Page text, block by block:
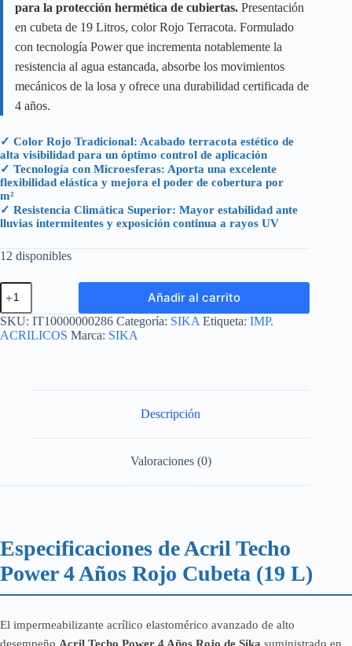
para la protección hermética de cubiertas. Presentación
en cubeta de 19 Litros, color Rojo Terracota. Formulado
con tecnología Power que incrementa notablemente la
resistencia al agua estancada, absorbe los movimientos
mecánicos de la losa y ofrece una durabilidad certificada de
4 años.
✓ Color Rojo Tradicional: Acabado terracota estético de
alta visibilidad para un óptimo control de aplicación
✓ Tecnología con Microesferas: Aporta una excelente
flexibilidad elástica y mejora el poder de cobertura por
m²
✓ Resistencia Climática Superior: Mayor estabilidad ante
lluvias intermitentes y exposición continua a rayos UV
12 disponibles
ACRIL
TECHO
POWER
4
AÑOS
Añadir al carrito
SKU: IT10000000286 Categoría: SIKA Etiqueta: IMP.
ACRILICOS Marca: SIKA
Descripción
Valoraciones (0)
Especificaciones de Acril Techo
Power 4 Años Rojo Cubeta (19 L)
El impermeabilizante acrílico elastomérico avanzado de alto